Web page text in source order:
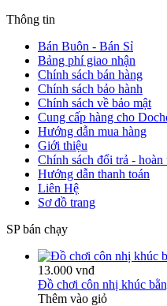
Thông tin
Bán Buôn - Bán Sỉ
Bảng phí giao nhận
Chính sách bán hàng
Chính sách bảo hành
Chính sách về bảo mật
Cung cấp hàng cho
Hướng dẫn mua hàng
Giới thiệu
Chính sách đổi trả - hoàn
Hướng dẫn thanh toán
Liên Hệ
Sơ đồ trang
SP bán chạy
13.000 vnđ
Đồ chơi côn nhị khúc
Thêm vào giỏ